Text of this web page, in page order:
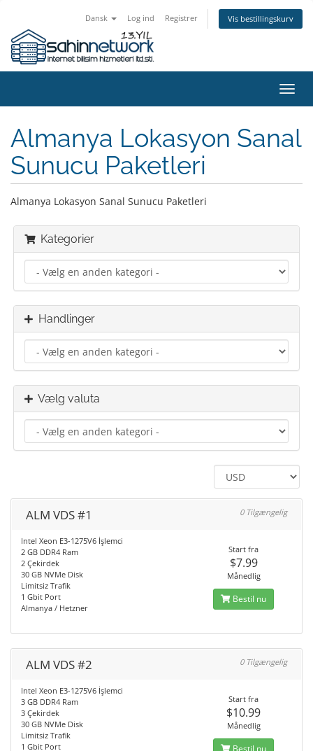
Dansk Log ind Registrer Vis bestillingskurv
Skift
Almanya Lokasyon Sanal
Sunucu Paketleri
Almanya Lokasyon Sanal Sunucu Paketleri
Kategorier
Handlinger
Vælg valuta
ALM VDS #1 0 Tilgængelig
Intel Xeon E3-1275V6 İşlemci
2 GB DDR4 Ram
2 Çekirdek
30 GB NVMe Disk
Limitsiz Trafik
1 Gbit Port
Almanya / Hetzner
Start fra
$7.99
Månedlig
Bestil nu
ALM VDS #2 0 Tilgængelig
Intel Xeon E3-1275V6 İşlemci
3 GB DDR4 Ram
3 Çekirdek
30 GB NVMe Disk
Limitsiz Trafik
1 Gbit Port
Start fra
$10.99
Månedlig
Bestil nu